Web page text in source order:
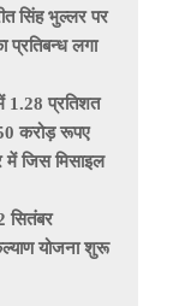
सिंह भुल्लर पर
लगा
1.28 प्रतिशत
करोड़ रूपए
में जिस मिसाइल
सितंबर
योजना शुरू